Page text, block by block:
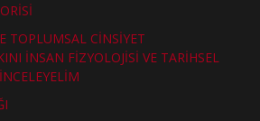
TOPLUMSAL CİNSİYET
İNSAN FİZYOLOJİSİ VE TARİHSEL